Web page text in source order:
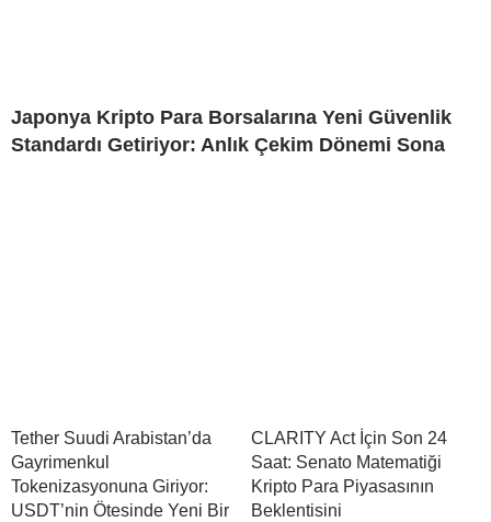
Japonya Kripto Para Borsalarına Yeni Güvenlik
Standardı Getiriyor: Anlık Çekim Dönemi Sona
Tether Suudi Arabistan’da
Gayrimenkul
Tokenizasyonuna Giriyor:
USDT’nin Ötesinde Yeni Bir
CLARITY Act İçin Son 24
Saat: Senato Matematiği
Kripto Para Piyasasının
Beklentisini